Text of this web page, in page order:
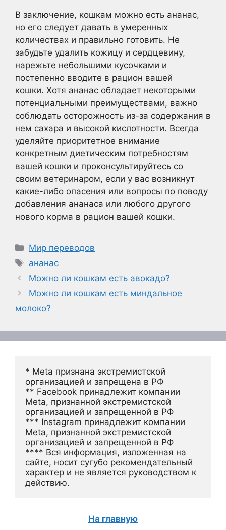
В заключение, кошкам можно есть ананас,
но его следует давать в умеренных
количествах и правильно готовить. Не
забудьте удалить кожицу и сердцевину,
нарежьте небольшими кусочками и
постепенно вводите в рацион вашей
кошки. Хотя ананас обладает некоторыми
потенциальными преимуществами, важно
соблюдать осторожность из-за содержания в
нем сахара и высокой кислотности. Всегда
уделяйте приоритетное внимание
конкретным диетическим потребностям
вашей кошки и проконсультируйтесь со
своим ветеринаром, если у вас возникнут
какие-либо опасения или вопросы по поводу
добавления ананаса или любого другого
нового корма в рацион вашей кошки.
Рубрики
Мир переводов
Метки
ананас
Можно ли кошкам есть авокадо?
Можно ли кошкам есть миндальное
молоко?
* Meta признана экстремистской
организацией и запрещена в РФ
** Facebook принадлежит компании
Meta, признанной экстремистской
организацией и запрещенной в РФ
*** Instagram принадлежит компании
Meta, признанной экстремистской
организацией и запрещенной в РФ
**** Вся информация, изложенная на
сайте, носит сугубо рекомендательный
характер и не является руководством к
действию.
На главную